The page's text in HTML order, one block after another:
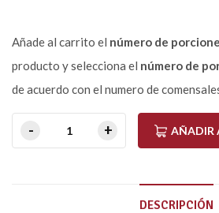
Añade al carrito el número de
producto y selecciona el número de
de acuerdo con el numero de
AÑADIR
DESCRIPCIÓN